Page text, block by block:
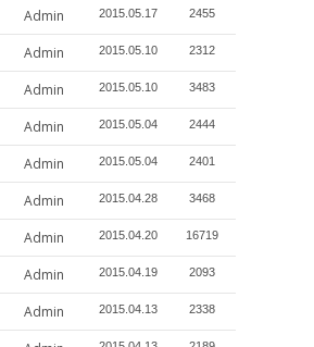
Admin 2015.05.17 2455
Admin 2015.05.10 2312
Admin 2015.05.10 3483
Admin 2015.05.04 2444
Admin 2015.05.04 2401
Admin 2015.04.28 3468
Admin 2015.04.20 16719
Admin 2015.04.19 2093
Admin 2015.04.13 2338